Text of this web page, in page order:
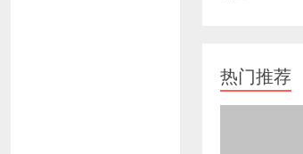
热门推荐